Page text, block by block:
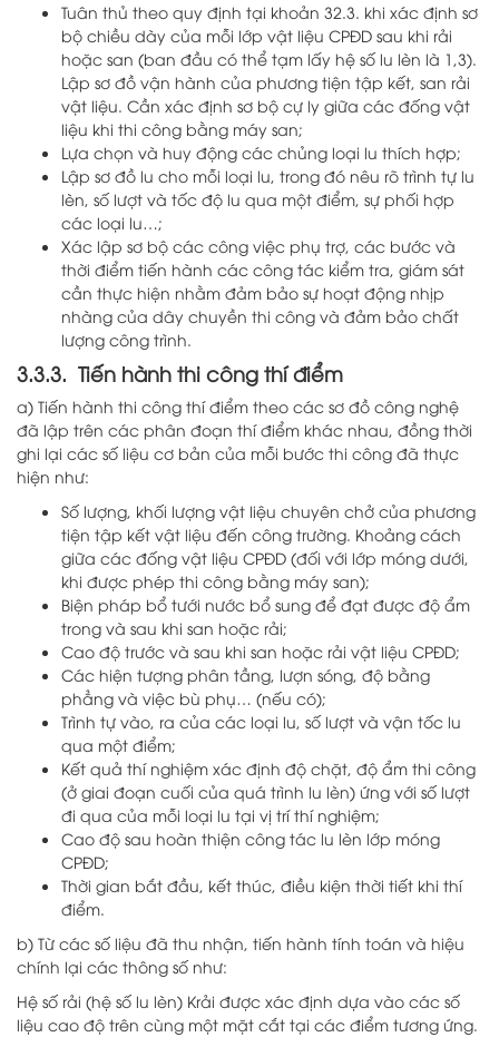
Tuân thủ theo quy định tại khoản 32.3. khi xác định sơ
bộ chiều dày của mỗi lớp vật liệu CPĐD sau khi rải
hoặc san (ban đầu có thể tạm lấy hệ số lu lèn là 1,3).
Lập sơ đồ vận hành của phương tiện tập kết, san rải
vật liệu. Cần xác định sơ bộ cự ly giữa các đống vật
liệu khi thi công bằng máy san;
Lựa chọn và huy động các chủng loại lu thích hợp;
Lập sơ đồ lu cho mỗi loại lu, trong đó nêu rõ trình tự lu
lèn, số lượt và tốc độ lu qua một điểm, sự phối hợp
các loại lu…;
Xác lập sơ bộ các công việc phụ trợ, các bước và
thời điểm tiến hành các công tác kiểm tra, giám sát
cần thực hiện nhằm đảm bảo sự hoạt động nhịp
nhàng của dây chuyền thi công và đảm bảo chất
lượng công trình.
3.3.3. Tiến hành thi công thí điểm
a) Tiến hành thi công thí điểm theo các sơ đồ công nghệ
đã lập trên các phân đoạn thí điểm khác nhau, đồng thời
ghi lại các số liệu cơ bản của mỗi bước thi công đã thực
hiện như:
Số lượng, khối lượng vật liệu chuyên chở của phương
tiện tập kết vật liệu đến công trường. Khoảng cách
giữa các đống vật liệu CPĐD (đối với lớp móng dưới,
khi được phép thi công bằng máy san);
Biện pháp bổ tưới nước bổ sung để đạt được độ ẩm
trong và sau khi san hoặc rải;
Cao độ trước và sau khi san hoặc rải vật liệu CPĐD;
Các hiện tượng phân tầng, lượn sóng, độ bằng
phẳng và việc bù phụ… (nếu có);
Trình tự vào, ra của các loại lu, số lượt và vận tốc lu
qua một điểm;
Kết quả thí nghiệm xác định độ chặt, độ ẩm thi công
(ở giai đoạn cuối của quá trình lu lèn) ứng với số lượt
đi qua của mỗi loại lu tại vị trí thí nghiệm;
Cao độ sau hoàn thiện công tác lu lèn lớp móng
CPĐD;
Thời gian bắt đầu, kết thúc, điều kiện thời tiết khi thí
điểm.
b) Từ các số liệu đã thu nhận, tiến hành tính toán và hiệu
chính lại các thông số như:
Hệ số rải (hệ số lu lèn) Krải được xác định dựa vào các số
liệu cao độ trên cùng một mặt cắt tại các điểm tương ứng.